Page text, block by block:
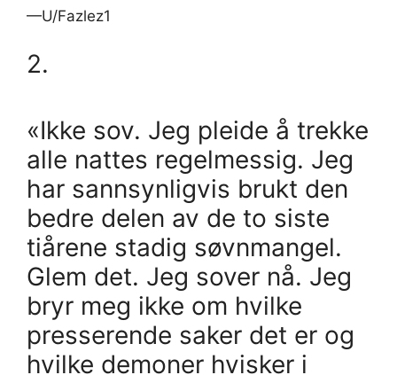
—U/Fazlez1
2.
«Ikke sov. Jeg pleide å trekke
alle nattes regelmessig. Jeg
har sannsynligvis brukt den
bedre delen av de to siste
tiårene stadig søvnmangel.
Glem det. Jeg sover nå. Jeg
bryr meg ikke om hvilke
presserende saker det er og
hvilke demoner hvisker i